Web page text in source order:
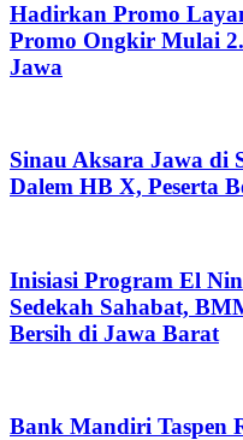
Hadirkan Promo
Promo Ongkir Mulai
Jawa
Sinau Aksara Jawa di
Dalem HB X, Peserta
Inisiasi Program El
Sedekah Sahabat,
Bersih di Jawa Barat
Bank Mandiri Taspen